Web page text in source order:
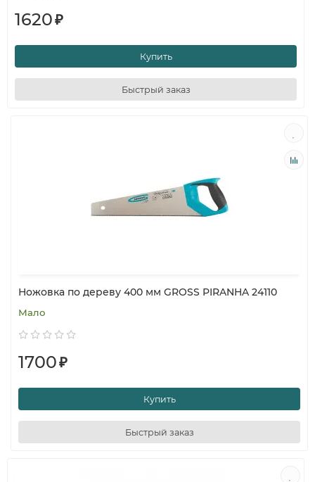
1620₽
Купить
Быстрый заказ
Ножовка по дереву 400 мм GROSS PIRANHA 24110
Мало
1700₽
Купить
Быстрый заказ